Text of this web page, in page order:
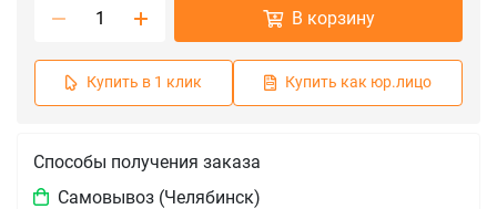
В корзину
Купить в 1 клик Купить как юр.лицо
Способы получения заказа
Самовывоз (Челябинск)